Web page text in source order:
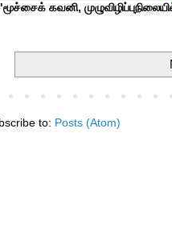
கவனி,
to: Posts (Atom)